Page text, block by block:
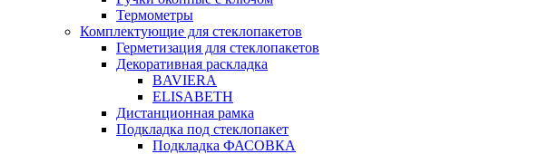
Термометры
Комплектующие для стеклопакетов
Герметизация для стеклопакетов
Декоративная раскладка
BAVIERA
ELISABETH
Дистанционная рамка
Подкладка под стеклопакет
Подкладка ФАСОВКА